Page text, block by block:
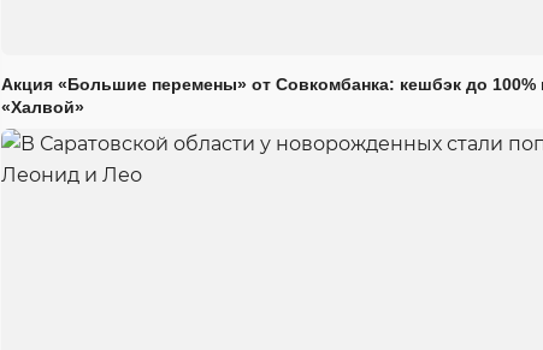
Акция «Большие перемены» от Совкомбанка: кешбэк до 100%
«Халвой»